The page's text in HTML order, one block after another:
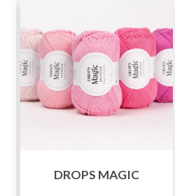
DROPS MAGIC